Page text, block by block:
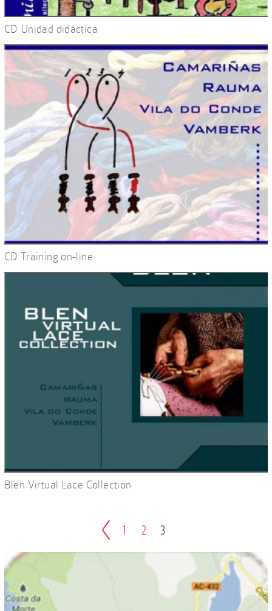
CD Unidad didáctica
CD Training on-line
Blen Virtual Lace Collection
1 2 3